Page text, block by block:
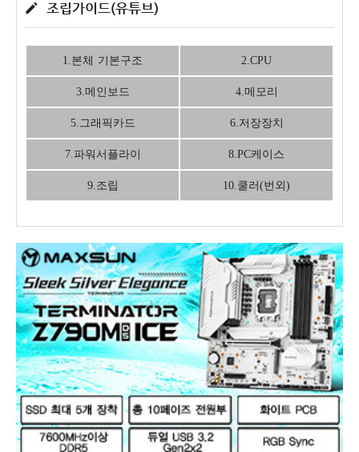
조립가이드(유튜브)
1.본체 기본구조 2.CPU
3.메인보드 4.메모리
5.그래픽카드 6.저장장치
7.파워서플라이 8.PC케이스
9.조립 10.쿨러(번외)